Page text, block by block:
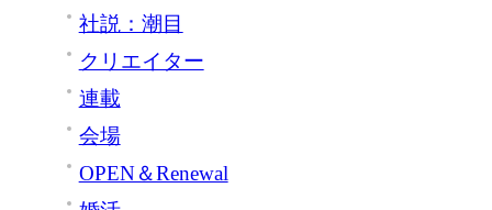
社説：潮目
クリエイター
連載
会場
OPEN＆Renewal